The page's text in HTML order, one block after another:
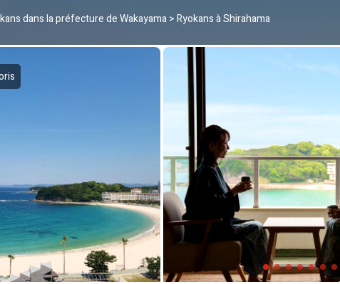
dans la préfecture de Wakayama>Ryokans à Shirahama